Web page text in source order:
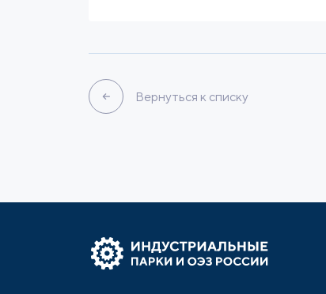
Вернуться к списку